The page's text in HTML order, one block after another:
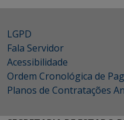
LGPD
Fala Servidor
Acessibilidade
Ordem Cronológica de
Planos de Contratações